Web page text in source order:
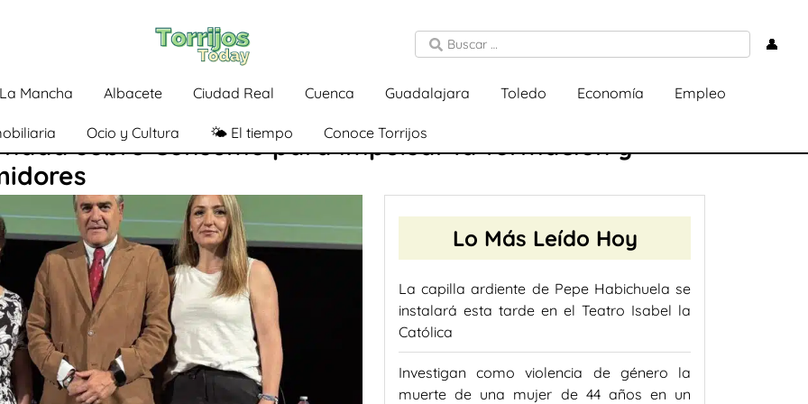
👤
Mancha Albacete Ciudad Real Cuenca Guadalajara Toledo Economía Empleo
Ocio y Cultura 🌤️ El tiempo Conoce Torrijos
sobre Consumo para impulsar la formación y
Lo Más Leído Hoy
La capilla ardiente de Pepe Habichuela se
instalará esta tarde en el Teatro Isabel la
Católica
Investigan como violencia de género la
muerte de una mujer de 44 años en un